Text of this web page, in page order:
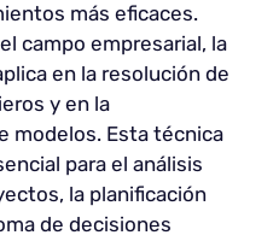
más eficaces.
campo empresarial, la
en la resolución de
y en la
modelos. Esta técnica
para el análisis
la planificación
de decisiones